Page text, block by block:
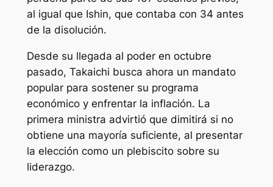
al igual que Ishin, que contaba con 34 antes
de la disolución.
Desde su llegada al poder en octubre
pasado, Takaichi busca ahora un mandato
popular para sostener su programa
económico y enfrentar la inflación. La
primera ministra advirtió que dimitirá si no
obtiene una mayoría suficiente, al presentar
la elección como un plebiscito sobre su
liderazgo.